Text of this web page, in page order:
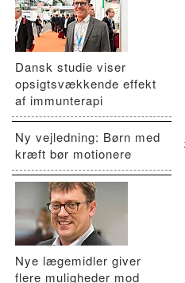
Dansk studie viser
opsigtsvækkende effekt
af immunterapi
Ny vejledning: Børn med
kræft bør motionere
Nye lægemidler giver
flere muligheder mod